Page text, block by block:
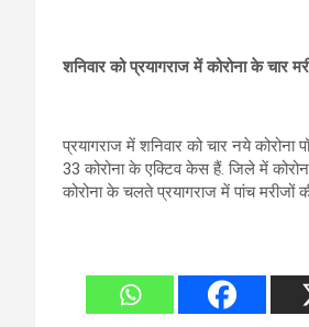
शनिवार को प्रयागराज में कोरोना के चार
प्रयागराज में शनिवार को चार नये कोरोना
33 कोरोना के एक्टिव केस हैं. जिले में
कोरोना के चलते प्रयागराज में पांच